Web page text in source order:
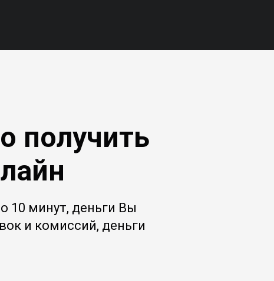
получить
10 минут, деньги Вы
и комиссий, деньги